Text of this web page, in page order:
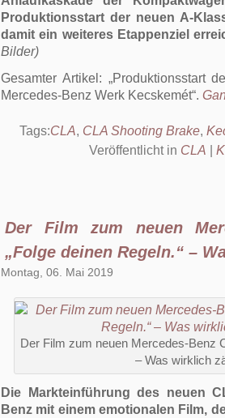
Produktionsstart der neuen A-
damit ein weiteres Etappenziel
Bilder)
Gesamter Artikel:
Produktionsstart
Mercedes-Benz Werk Kecskemét .
Tags:CLA, CLA Shooting Brake,
Veröffentlicht in CLA
Der Film zum neuen
„Folge deinen Regeln.“ –
Montag, 06. Mai 2019
Der Film zum neuen Mercedes-Benz
– Was wirklich
Die Markteinführung des neuen
Benz mit einem emotionalen Film,